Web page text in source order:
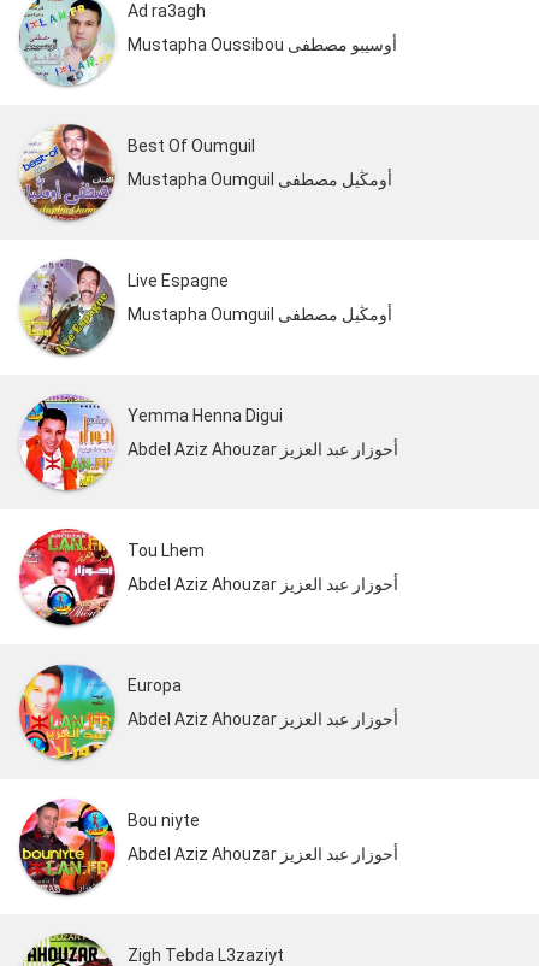
Ad ra3agh
Mustapha Oussibou أوسيبو مصطفى
Best Of Oumguil
Mustapha Oumguil أومڭيل مصطفى
Live Espagne
Mustapha Oumguil أومڭيل مصطفى
Yemma Henna Digui
Abdel Aziz Ahouzar أحوزار عبد العزيز
Tou Lhem
Abdel Aziz Ahouzar أحوزار عبد العزيز
Europa
Abdel Aziz Ahouzar أحوزار عبد العزيز
Bou niyte
Abdel Aziz Ahouzar أحوزار عبد العزيز
Zigh Tebda L3zaziyt